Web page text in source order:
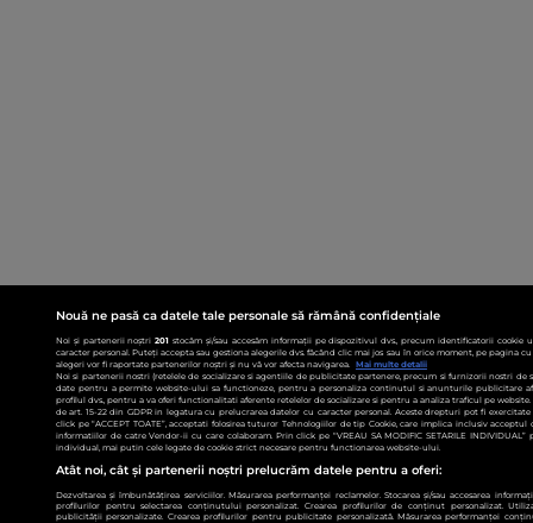
Nouă ne pasă ca datele tale personale să rămână confidențiale
Noi și partenerii noștri201 stocăm și/sau accesăm informații pe dispozitivul dvs., precum identificatorii
caracter personal. Puteți accepta sau gestiona alegerile dvs. făcând clic mai jos sau în orice moment, pe pagina
alegeri vor fi raportate partenerilor noștri și nu vă vor afecta navigarea.
Mai multe detalii
Noi si partenerii nostri (retelele de socializare si agentiile de publicitate partenere, precum si furnizorii nostri de
date pentru a permite website-ului sa functioneze, pentru a personaliza continutul si anunturile publicitare
profilul dvs., pentru a va oferi functionalitati aferente retelelor de socializare si pentru a analiza traficul pe
de art. 15-22 din GDPR in legatura cu prelucrarea datelor cu caracter personal. Aceste drepturi pot fi
click pe “ACCEPT TOATE”, acceptati folosirea tuturor Tehnologiilor de tip Cookie, care implica inclusiv acceptul
informatiilor de catre Vendor-ii cu care colaboram. Prin click pe “VREAU SA MODIFIC SETARILE
individual, mai putin cele legate de cookie strict necesare pentru functionarea website-ului.
Atât noi, cât și partenerii noștri prelucrăm datele pentru a oferi:
Dezvoltarea și îmbunătățirea serviciilor. Măsurarea performanței reclamelor. Stocarea și/sau accesarea
profilurilor pentru selectarea conținutului personalizat. Crearea profilurilor de conținut personalizat.
publicității personalizate. Crearea profilurilor pentru publicitate personalizată. Măsurarea performanței